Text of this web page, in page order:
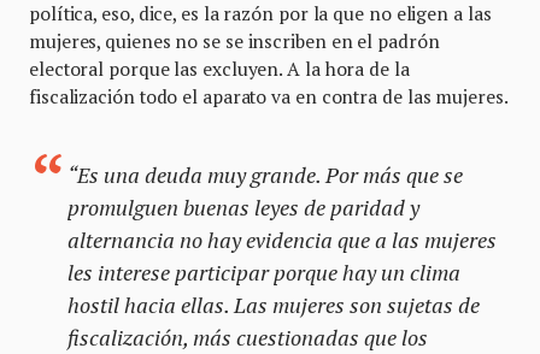
política, eso, dice, es la razón por la que no eligen a las
mujeres, quienes no se se inscriben en el padrón
electoral porque las excluyen. A la hora de la
fiscalización todo el aparato va en contra de las mujeres.
“Es una deuda muy grande. Por más que se
promulguen buenas leyes de paridad y
alternancia no hay evidencia que a las mujeres
les interese participar porque hay un clima
hostil hacia ellas. Las mujeres son sujetas de
fiscalización, más cuestionadas que los